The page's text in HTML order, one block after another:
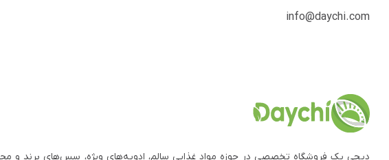
info@daychi.com
دیچی یک فروشگاه تخصصی در حوزه مواد غذایی سالم، ادویه‌های ویژه، سس‌های برند و